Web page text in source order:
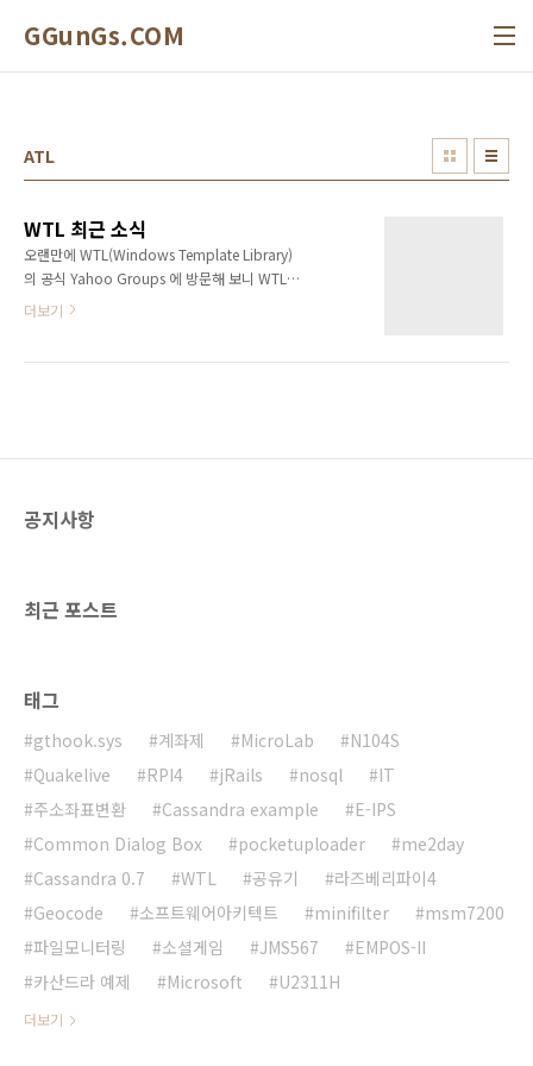
GGunGs.COM
ATL
WTL 최근 소식
오랜만에 WTL(Windows Template Library)
의 공식 Yahoo Groups 에 방문해 보니 WTL의
최신 릴리즈에 대한 질문에 WTL을 만든
는거 보니 리본지원과 약간의 향상과 같은 소소
더보기
공지사항
최근 포스트
태그
gthook.sys 계좌제 MicroLab
N104S
Quakelive
RPI4 jRails nosql
IT
주소좌표변환
Cassandra example
E-IPS
Common Dialog Box
pocketuploader
me2day
Cassandra 0.7
WTL 공유기
라즈베리파이4
Geocode
소프트웨어아키텍트 minifilter
msm7200
파일모니터링
소셜게임 JMS567
EMPOS-II
카산드라 예제
Microsoft U2311H
더보기